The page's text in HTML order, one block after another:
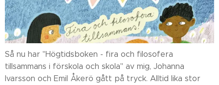
Så nu har "Högtidsboken - fira och filosofera
tillsammans i förskola och skola" av mig, Johanna
Ivarsson och Emil Åkerö gått på tryck. Alltid lika stor